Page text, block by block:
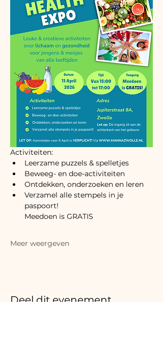
Activiteiten:
Leerzame puzzels & spelletjes
Beweeg- en doe-activiteiten
Ontdekken, onderzoeken en leren
Verzamel alle stempels in je
paspoort!
Meedoen is GRATIS
Meer weergeven
Deel dit evenement